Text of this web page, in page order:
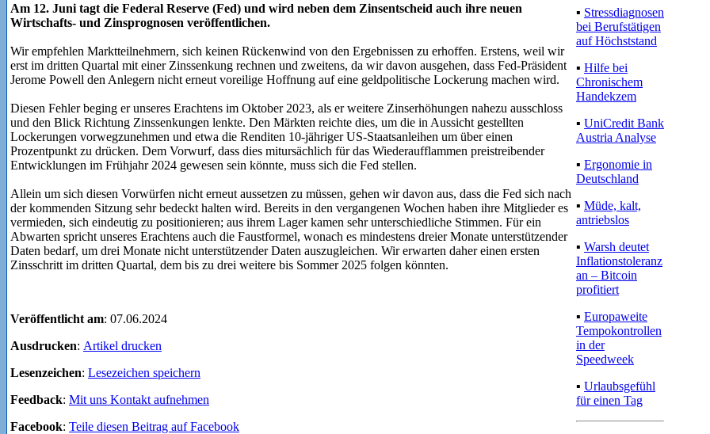
Am 12. Juni tagt die Federal Reserve (Fed) und wird neben dem Zinsentscheid auch ihre neuen
Wirtschafts- und Zinsprognosen veröffentlichen.
Wir empfehlen Marktteilnehmern, sich keinen Rückenwind von den Ergebnissen zu erhoffen. Erstens, weil wir
erst im dritten Quartal mit einer Zinssenkung rechnen und zweitens, da wir davon ausgehen, dass Fed-Präsident
Jerome Powell den Anlegern nicht erneut voreilige Hoffnung auf eine geldpolitische Lockerung machen wird.
Diesen Fehler beging er unseres Erachtens im Oktober 2023, als er weitere Zinserhöhungen nahezu ausschloss
und den Blick Richtung Zinssenkungen lenkte. Den Märkten reichte dies, um die in Aussicht gestellten
Lockerungen vorwegzunehmen und etwa die Renditen 10-jähriger US-Staatsanleihen um über einen
Prozentpunkt zu drücken. Dem Vorwurf, dass dies mitursächlich für das Wiederaufflammen preistreibender
Entwicklungen im Frühjahr 2024 gewesen sein könnte, muss sich die Fed stellen.
Allein um sich diesen Vorwürfen nicht erneut aussetzen zu müssen, gehen wir davon aus, dass die Fed sich nach
der kommenden Sitzung sehr bedeckt halten wird. Bereits in den vergangenen Wochen haben ihre Mitglieder es
vermieden, sich eindeutig zu positionieren; aus ihrem Lager kamen sehr unterschiedliche Stimmen. Für ein
Abwarten spricht unseres Erachtens auch die Faustformel, wonach es mindestens dreier Monate unterstützender
Daten bedarf, um drei Monate nicht unterstützender Daten auszugleichen. Wir erwarten daher einen ersten
Zinsschritt im dritten Quartal, dem bis zu drei weitere bis Sommer 2025 folgen könnten.
Veröffentlicht am: 07.06.2024
Ausdrucken: Artikel drucken
Lesenzeichen: Lesezeichen speichern
Feedback: Mit uns Kontakt aufnehmen
Facebook: Teile diesen Beitrag auf Facebook
▪ Stressdiagnosen
bei Berufstätigen
auf Höchststand
▪ Hilfe bei
Chronischem
Handekzem
▪ UniCredit Bank
Austria Analyse
▪ Ergonomie in
Deutschland
▪ Müde, kalt,
antriebslos
▪ Warsh deutet
Inflationstoleranz
an – Bitcoin
profitiert
▪ Europaweite
Tempokontrollen
in der
Speedweek
▪ Urlaubsgefühl
für einen Tag